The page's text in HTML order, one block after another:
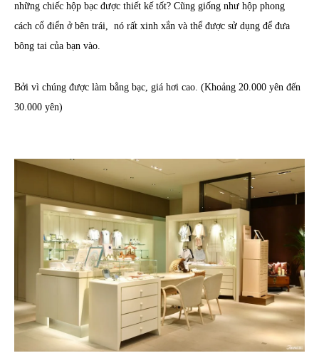
những chiếc hộp bạc được thiết kế tốt? Cũng giống như hộp phong
cách cổ điển ở bên trái, nó rất xinh xắn và thể được sử dụng để đưa
bông tai của bạn vào.
Bởi vì chúng được làm bằng bạc, giá hơi cao. (Khoảng 20.000 yên đến
30.000 yên)